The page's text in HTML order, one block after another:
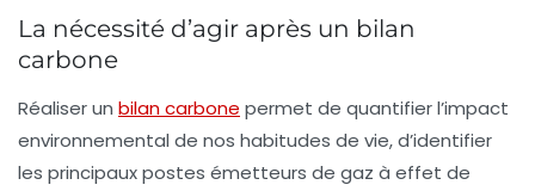
La nécessité d’agir après un bilan
carbone
Réaliser un bilan carbone permet de quantifier l’impact
environnemental de nos habitudes de vie, d’identifier
les principaux postes émetteurs de gaz à effet de